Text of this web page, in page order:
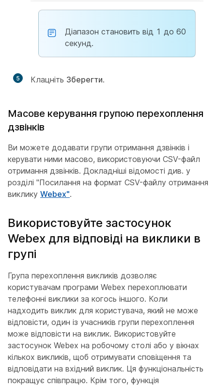
Діапазон становить від 1 до 60
секунд.
5 Клацніть Зберегти.
Масове керування групою перехоплення
дзвінків
Ви можете додавати групи отримання дзвінків і
керувати ними масово, використовуючи CSV-файл
отримання дзвінків. Докладніші відомості див. у
розділі "Посилання на формат CSV-файлу отримання
виклику Webex".
Використовуйте застосунок
Webex для відповіді на виклики в
групі
Група перехоплення викликів дозволяє
користувачам програми Webex перехоплювати
телефонні виклики за когось іншого. Коли
надходить виклик для користувача, який не може
відповісти, один із учасників групи перехоплення
може відповісти на виклик. Використовуйте
застосунок Webex на робочому столі або у вікнах
кількох викликів, щоб отримувати сповіщення та
відповідати на вхідний виклик. Ця функціональність
покращує співпрацю. Крім того, функція